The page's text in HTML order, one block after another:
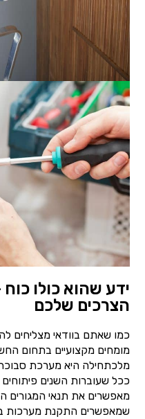
ידע שהוא כולו
הצרכים שלכם
כמו שאתם בוודאי מצליחים
מומחים מקצועיים בתחום
מלכתחילה היא מערכת
ככל שעוברות השנים פיתוחים
שמאפשרים התקנת מערכות